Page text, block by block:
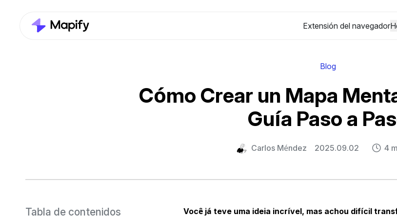
Extensión del navegador
Blog
Cómo Crear un Mapa
Guía Paso a
Carlos Méndez 2025.09.02 4
Tabla de contenidos
Você já teve uma ideia incrível, mas achou difícil